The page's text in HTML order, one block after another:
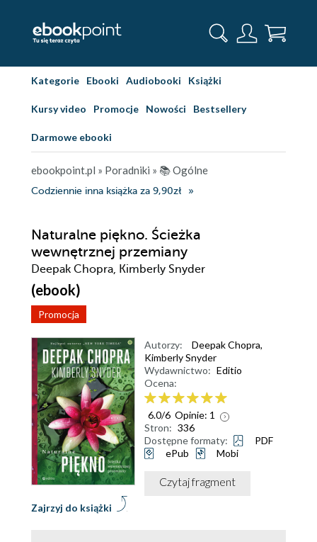
Kategorie Ebooki Audiobooki Książki
Kursy video Promocje Nowości Bestsellery
Darmowe ebooki
ebookpoint.pl » Poradniki » 📚 Ogólne
Codziennie inna książka za 9,90zł
Naturalne piękno. Ścieżka
wewnętrznej przemiany
Deepak Chopra, Kimberly Snyder
(ebook)
Promocja
Zajrzyj do książki
Autorzy: Deepak Chopra,
Kimberly Snyder
Wydawnictwo: Editio
Ocena:
6.0/6 Opinie: 1
Stron: 336
Dostępne formaty:
PDF
ePub
Mobi
Czytaj fragment